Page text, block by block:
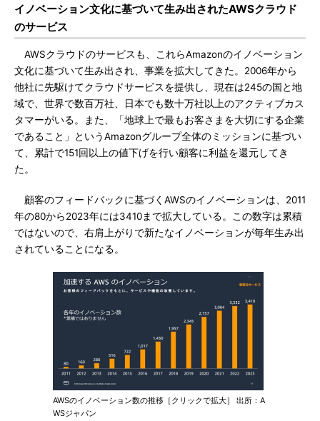
イノベーション文化に基づいて生み出されたAWSクラウド
のサービス
AWSクラウドのサービスも、これらAmazonのイノベーション
文化に基づいて生み出され、事業を拡大してきた。2006年から
他社に先駆けてクラウドサービスを提供し、現在は245の国と地
域で、世界で数百万社、日本でも数十万社以上のアクティブカス
タマーがいる。また、「地球上で最もお客さまを大切にする企業
であること」というAmazonグループ全体のミッションに基づい
て、累計で151回以上の値下げを行い顧客に利益を還元してき
た。
顧客のフィードバックに基づくAWSのイノベーションは、2011
年の80から2023年には3410まで拡大している。この数字は累積
ではないので、右肩上がりで新たなイノベーションが毎年生み出
されていることになる。
AWSのイノベーション数の推移［クリックで拡大］ 出所：A
WSジャパン